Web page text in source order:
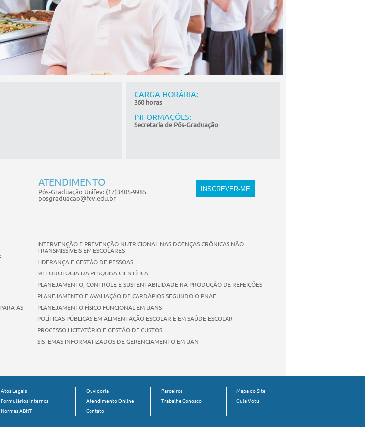
CARGA HORÁRIA:
360 horas
INFORMAÇÕES:
Secretaria de Pós-Graduação
ATENDIMENTO
Pós-Graduação Unifev: (17)3405-9985
posgraduacao@fev.edu.br
AS
INTERVENÇÃO E PREVENÇÃO NUTRICIONAL NAS DOENÇAS CRÔNICAS NÃO
TRANSMISSÍVEIS EM ESCOLARES
LIDERANÇA E GESTÃO DE PESSOAS
METODOLOGIA DA PESQUISA CIENTÍFICA
PLANEJAMENTO, CONTROLE E SUSTENTABILIDADE NA PRODUÇÃO DE REFEIÇÕES
PLANEJAMENTO E AVALIAÇÃO DE CARDÁPIOS SEGUNDO O PNAE
PLANEJAMENTO FÍSICO FUNCIONAL EM UANS
POLÍTICAS PÚBLICAS EM ALIMENTAÇÃO ESCOLAR E EM SAÚDE ESCOLAR
PROCESSO LICITATÓRIO E GESTÃO DE CUSTOS
SISTEMAS INFORMATIZADOS DE GERENCIAMENTO EM UAN
Atos Legais
Formulários Internos
Normas ABNT
Ouvidoria
Atendimento Online
Contato
Parceiros
Trabalhe Conosco
Mapa do Site
Guia Votu